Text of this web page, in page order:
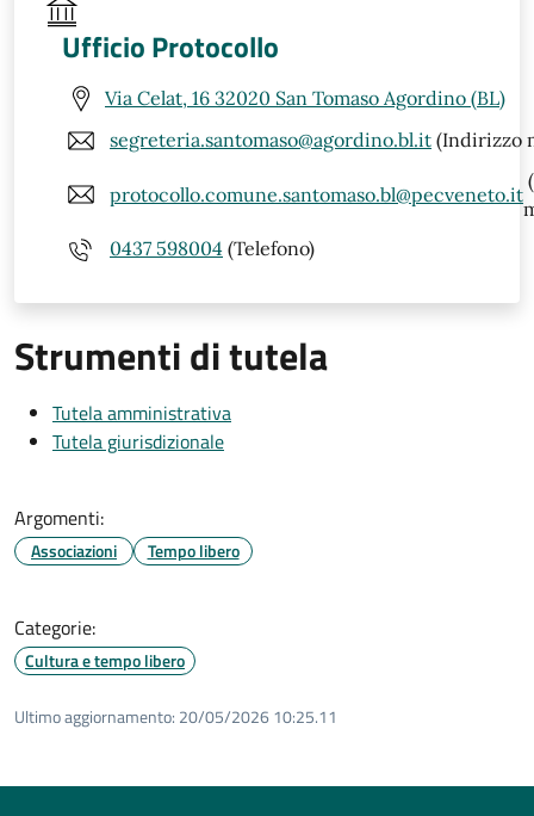
Ufficio Protocollo
Via Celat, 16 32020 San Tomaso Agordino (BL)
segreteria.santomaso@agordino.bl.it (Indirizzo
protocollo.comune.santomaso.bl@pecveneto.it
0437 598004 (Telefono)
Strumenti di tutela
Tutela amministrativa
Tutela giurisdizionale
Argomenti:
Associazioni Tempo libero
Categorie:
Cultura e tempo libero
Ultimo aggiornamento: 20/05/2026 10:25.11